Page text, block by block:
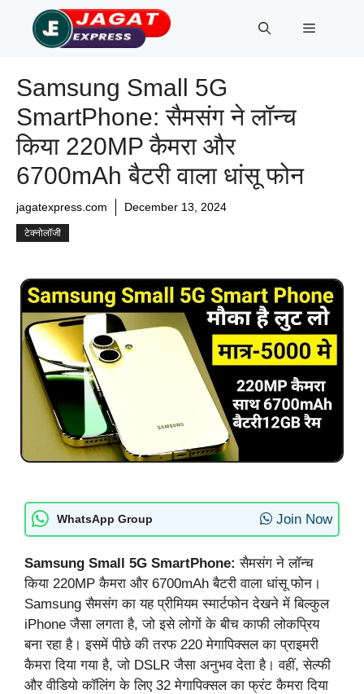
content
Menu
Samsung Small 5G
SmartPhone: सैमसंग ने लॉन्च
किया 220MP कैमरा और
6700mAh बैटरी वाला धांसू फोन
jagatexpress.com December 13, 2024
टेक्नोलॉजी
WhatsApp Group Join Now
Samsung Small 5G SmartPhone:सैमसंग ने लॉन्च
किया 220MP कैमरा और 6700mAh बैटरी वाला धांसू फोन।
Samsung सैमसंग का यह प्रीमियम स्मार्टफोन देखने में बिल्कुल
iPhone जैसा लगता है, जो इसे लोगों के बीच काफी लोकप्रिय
बना रहा है। इसमें पीछे की तरफ 220 मेगापिक्सल का प्राइमरी
कैमरा दिया गया है, जो DSLR जैसा अनुभव देता है। वहीं, सेल्फी
और वीडियो कॉलिंग के लिए 32 मेगापिक्सल का फ्रंट कैमरा दिया